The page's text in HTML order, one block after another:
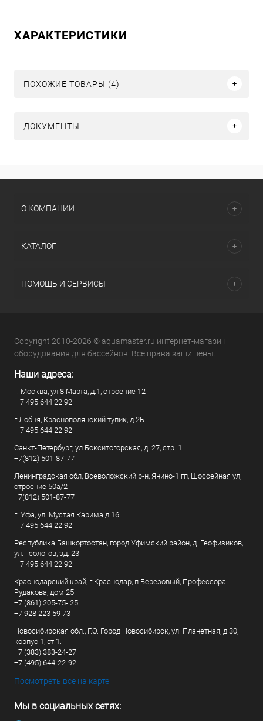
ХАРАКТЕРИСТИКИ
ПОХОЖИЕ ТОВАРЫ (4)
ДОКУМЕНТЫ
О КОМПАНИИ
КАТАЛОГ
ПОМОЩЬ И СЕРВИСЫ
Copyright 2010-2026 © aquamaster.ru интернет-магазин
оборудования для бассейнов. Все права защищены.
Наши адреса:
г. Москва, ул.8 Марта, д.1, строение 12
+ 7 495 644 22 92
г.Лобня, Краснополянский тупик, д.2Б
+ 7 495 644 22 92
Санкт-Петербург, ул Бокситогорская, д. 27, стр. 1
+7(812) 501-87-77
Ленинградская обл, Всеволожский р-н, Янино-1 гп, Шоссейная ул,
строение 50а/2
+7(812) 501-87-77
г. Уфа, ул. Мустая Карима д.16
+ 7 495 644 22 92
Республика Башкортостан, город Уфимский район, д. Геофизиков,
ул. Геологов, зд. 23
+ 7 495 644 22 92
Краснодарский край, г Краснодар, п Березовый, Профессора
Рудакова, дом 25
+7 (861) 205-75- 25
+7 928 223 59 73
Новосибирская обл., Г.О. Город Новосибирск, ул. Планетная, д.30,
корпус 1, эт.1.
+7 (383) 383-24-27
+7 (495) 644-22-92
Посмотреть все на карте
Мы в социальных сетях: